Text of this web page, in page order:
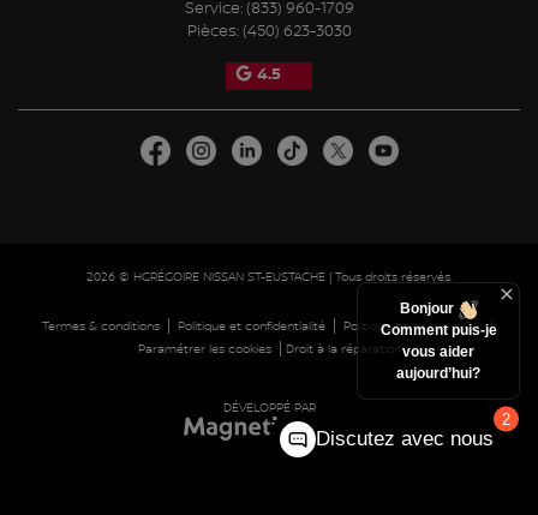
Service: (833) 960-1709
Pièces: (450) 623-3030
4.5
2026 © HGRÉGOIRE NISSAN ST-EUSTACHE| Tous droits réservés.
Termes & conditions| Politique et confidentialité| Politique de cookies (CA) |
Paramétrer les cookies| Droit à la réparation
DÉVELOPPÉ PAR
2
Bonjour
Comment puis-je
vous aider
aujourd’hui?
Discutez avec nous